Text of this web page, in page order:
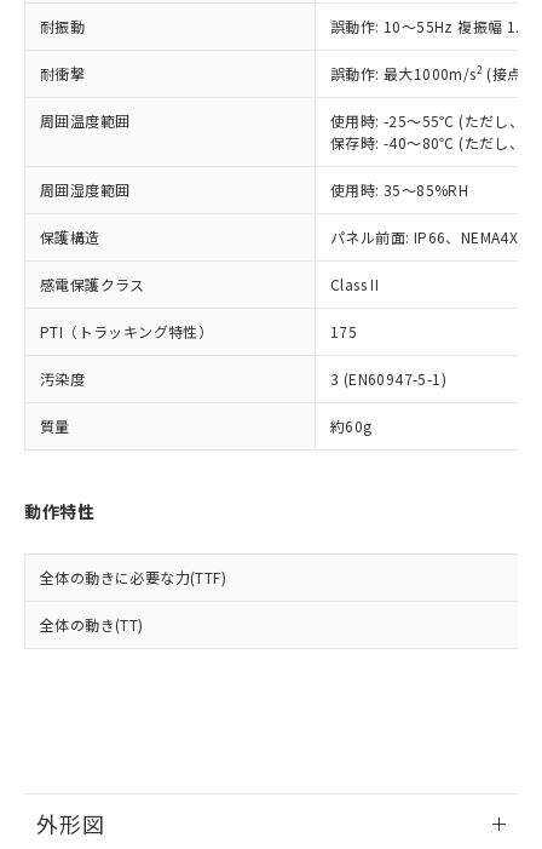
耐振動 誤動作: 10～55Hz 複振幅
耐衝撃 誤動作: 最大1000m/s2 (接点
周囲温度範囲
使用時: -25～55℃ (ただし、氷
保存時: -40～80℃ (ただし、氷
周囲湿度範囲 使用時: 35～85%RH
保護構造 パネル前面: IP66、NEMA4X,
感電保護クラス Class II
PTI（トラッキング特性） 175
汚染度 3 (EN60947-5-1)
質量 約60g
動作特性
全体の動きに必要な力(TTF)
全体の動き(TT)
外形図
記載している更新日時点での社内デー
タに基づき作成されるものであり、閲
覧された時点での実際の在庫および標
準価格とは異なる場合があることをご
正式な納期状況および標準価格はお客
様のお取引先、またはお客様担当のオ
ムロン制御機器販売店・当社販売員に
オムロン制御機器販売店や当社販売拠
販売ネットワーク
」をご確認
ください。
在庫状況および標準価格結果を当社の
事前の承諾なく第三者に漏洩または開
示しないようお願いします。
マイパーツ機能（部品リスト作成サー
ビス）をご利用いただくには、I-Web
メンバーズにご登録されている必要が
および当社の共同利用者が、当社の製
品・サービスに関するお客様との取
をご了承ください。
※当社の共同利用者とは、"個人情報
鉛(Pb) 1000ppm以下、 水銀(Hg) 1000ppm以下、 カド
六価クロム(Cr(Ⅵ)) 1000ppm以下、ポリ臭化ビフェニル
類(PBB) 1000ppm以下、ポリ臭化ジフェニルエーテル類
(PBDE) 1000ppm以下、フタル酸ビス(2-エチルヘキシ
ル) (DEHP)(別名：DOP) 1000ppm以下、フタル酸ブチ
ルベンジル（BBP） 1000ppm以下、フタル酸ジブチル
（DBP） 1000ppm以下、フタル酸ジイソブチル
(DIBP) 1000ppm以下
但し、RoHS指令で産業用監視および制御機器に対する
適用除外項目は除く。
フタル酸エステル類の４物質については閾値を超える意
図的な使用がないことを確認しています。
※2 対応予定月
部品在庫の切り替え状況などにより、予定
月が前後することがあります。
下記の非含有証明書をダウンロードするこ
とができます。
EU RoHS指令（10物質）の非含有証明書
物質の対応では、対応完了までの期間は出
荷製品に未対応品が混在することから備考
*中国RoHS10物質の基準値 (GB/T26572)：
Pb(鉛) :1000ppm、 Hg(水銀) : 1000ppm、 Cd(カドミウ
Cr(Ⅵ)(六価クロム) : 1000ppm、 PBBs(ポリ臭化ビフェ
ニル類) : 1000ppm、 PBDEs(ポリ臭化ジフェニルエーテ
ル) : 1000ppm、
DEHP(フタル酸ビス(2-エチルヘキシル)) : 1000ppm
※2 環境保護使用期限
「ｅ」：有害物質（10物質）のすべてが基
準値以下であることを示します。
「10」：通常の使用状況下において有害物
質が外部に漏えいし、環境に深刻な影響を
及ぼさない年数を意味します。
（以下｢規制貨物等」という）を輸出
または国外への提供する場合は、日本
国政府の輸出許可(または役務取引許
可)を取得するなどの必要な手続きを
当社は規制貨物を破棄する場合は、完
全に破砕するなど、違法に輸出されな
いよう必要な手段を講じます。
当社は貴社製品を、核兵器、ミサイ
ル、化学兵器、生物兵器またはその他
武器並びにこれらの製造装置等に一切
使用いたしません。
当社は、貴社製品を第三者に販売する
場合は、上記1、2および3の内容を当
該第三者に通知します。また当社は、
販売先および販売に係わる関係者が違
法に輸出するおそれがある場合は、取
り引きをいたしません。
○ 一定数以上の在庫あり
△ 一定数には満たないが在庫あり
在庫なし(最新の在庫状況につ
いては、お客様のお取引先、ま
たはお客様担当のオムロン制御
機器販売店・当社販売員にご確
認ください)
受注生産機種、また在庫状況の
情報を公開していない機種